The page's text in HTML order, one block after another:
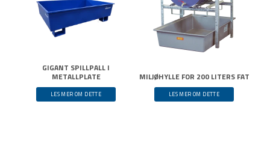
GIGANT SPILLPALL I
METALLPLATE
LES MER OM DETTE
MILJØHYLLE FOR 200 LITERS FAT
LES MER OM DETTE